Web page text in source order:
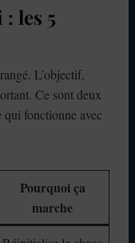
les 5
L’objectif,
Ce sont deux
qui fonctionne avec
Pourquoi ça
marche